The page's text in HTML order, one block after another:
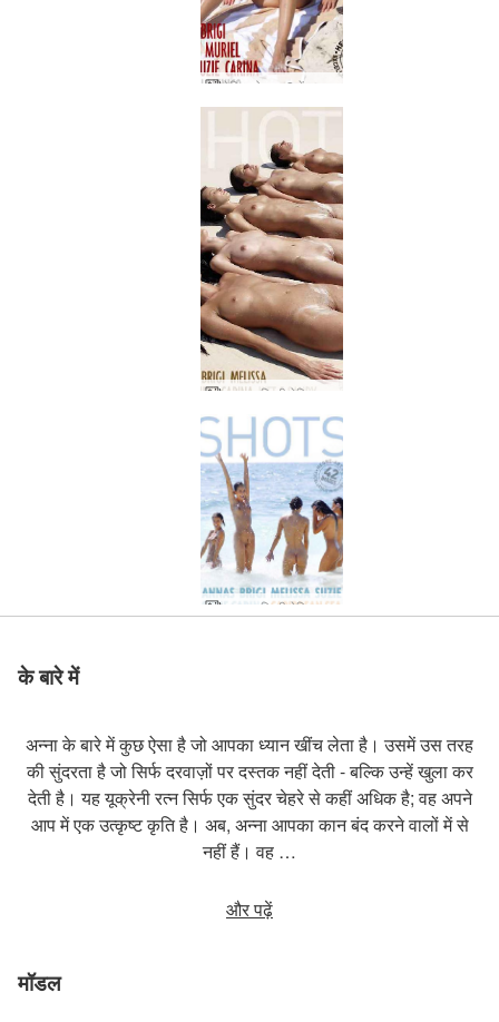
एना एस ब्रिगी मेलिसा सूजी सूजी कैरिना कैरिबियन सागर
अन्ना एस, ब्रिगी, मेलिसा, म्यूरियल, सूजी कैरिना और सूजी
एना एस ब्रिगी मेलिसा म्यूरियल सुजी सूजी कैरिना बेबी सील्स
मेक्सिको भाग 1 में एना एस ब्रिगी मेलिसा म्यूरियल सूजी सूजी कैरिना पिकनिक
अन्ना एस मेलिसा सूज़ी अप्सराएँ
एना एस ब्रिगी मेलिसा म्यूरियल सुजी सुजी कैरिना 6 लड़कियां एक घाट पर
मेक्सिको में पर्दे के पीछे
नग्न योग कक्षा
के बारे में
अन्ना के बारे में कुछ ऐसा है जो आपका ध्यान खींच लेता है। उसमें उस तरह
की सुंदरता है जो सिर्फ दरवाज़ों पर दस्तक नहीं देती - बल्कि उन्हें खुला कर
देती है। यह यूक्रेनी रत्न सिर्फ एक सुंदर चेहरे से कहीं अधिक है; वह अपने
आप में एक उत्कृष्ट कृति है। अब, अन्ना आपका कान बंद करने वालों में से
नहीं हैं। वह …
और पढ़ें
मॉडल